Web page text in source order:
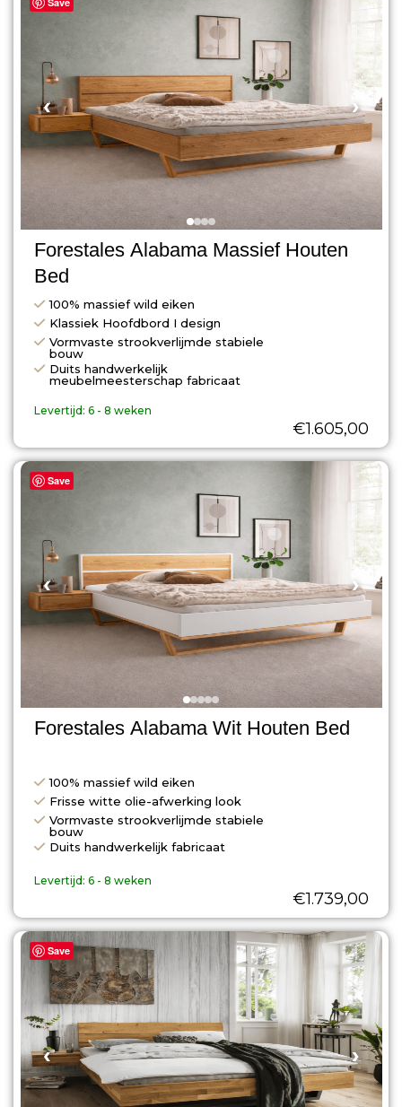
‹ ›
Forestales Alabama Massief Houten
Bed
100% massief wild eiken
Klassiek Hoofdbord I design
Vormvaste strookverlijmde stabiele
bouw
Duits handwerkelijk
meubelmeesterschap fabricaat
€1.605,00
Levertijd: 6 - 8 weken
Save
‹ ›
Forestales Alabama Wit Houten Bed
100% massief wild eiken
Frisse witte olie-afwerking look
Vormvaste strookverlijmde stabiele
bouw
Duits handwerkelijk fabricaat
€1.739,00
Levertijd: 6 - 8 weken
Save
‹ ›